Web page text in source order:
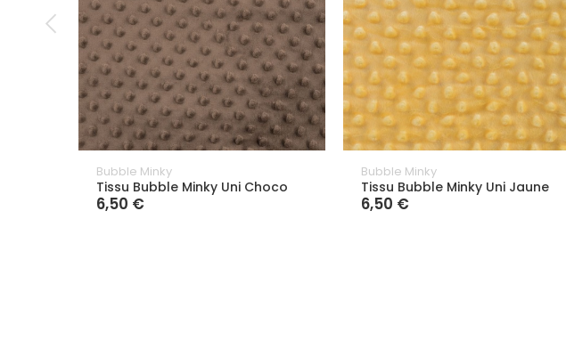
Bubble Minky
Tissu Bubble Minky Uni Choco
6,50 €
Bubble Minky
Tissu Bubble Minky Uni Jaune
6,50 €